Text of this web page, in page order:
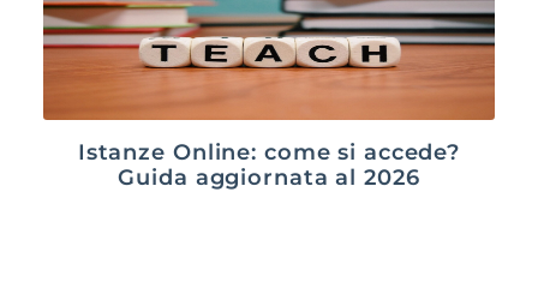
Istanze Online: come si accede?
Guida aggiornata al 2026